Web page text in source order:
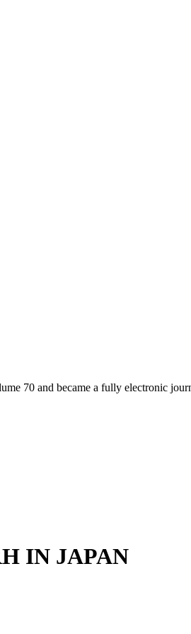
70 and became a fully electronic
IN JAPAN